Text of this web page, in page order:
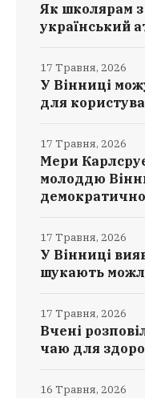
Як школярам з
український
У Вінниці
для
17 Травня, 2026
Мери
молоддю
17 Травня, 2026
У Вінниці
шукають
17 Травня, 2026
Вчені
чаю для
17 Травня, 2026
16 Травня, 2026